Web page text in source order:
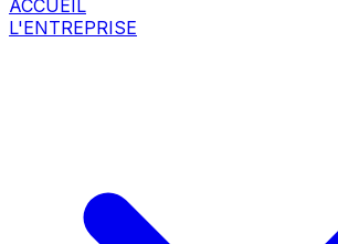
ACCUEIL
L'ENTREPRISE